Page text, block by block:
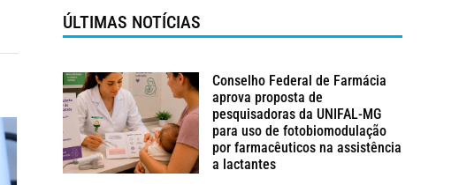
ÚLTIMAS NOTÍCIAS
Conselho Federal de Farmácia
aprova proposta de
pesquisadoras da UNIFAL-MG
para uso de fotobiomodulação
por farmacêuticos na assistência
a lactantes